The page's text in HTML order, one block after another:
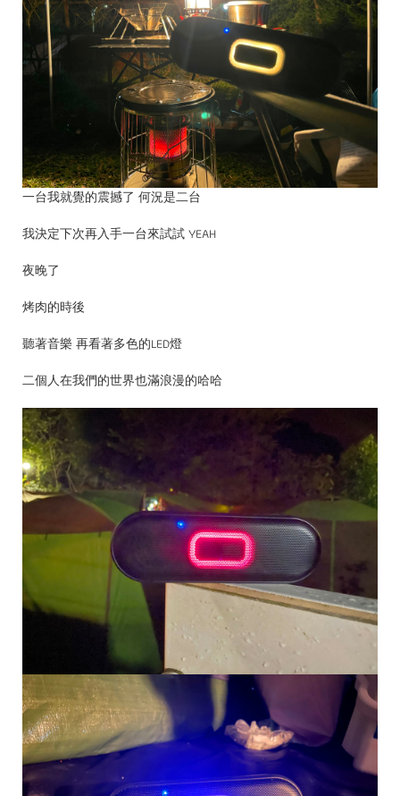
一台我就覺的震撼了 何況是二台
我決定下次再入手一台來試試 YEAH
夜晚了
烤肉的時後
聽著音樂 再看著多色的LED燈
二個人在我們的世界也滿浪漫的哈哈